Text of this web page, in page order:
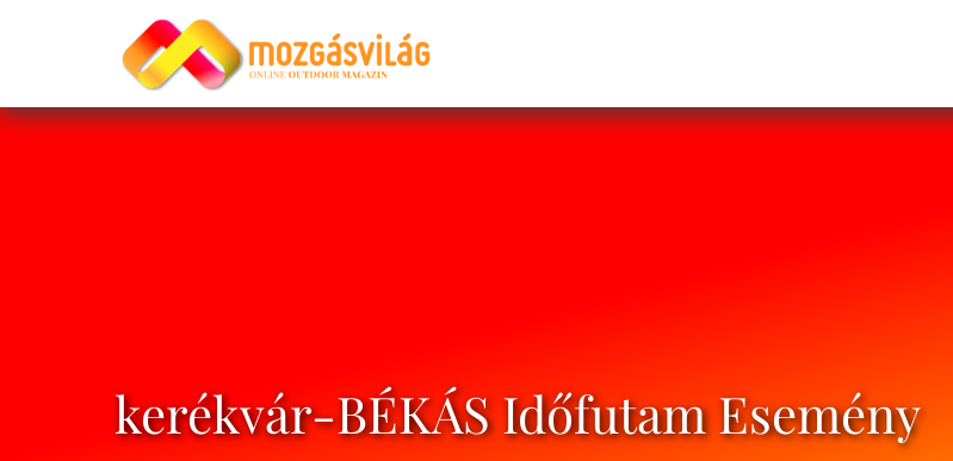
kerékvár-BÉKÁS Időfutam Esemény